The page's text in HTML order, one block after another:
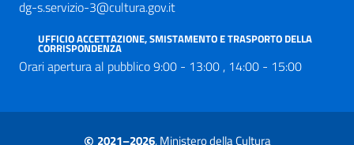
dg-s.servizio-3@cultura.gov.it
UFFICIO ACCETTAZIONE, SMISTAMENTO E TRASPORTO DELLA
CORRISPONDENZA
Orari apertura al pubblico 9:00 - 13:00 , 14:00 - 15:00
2021–2026, Ministero della Cultura